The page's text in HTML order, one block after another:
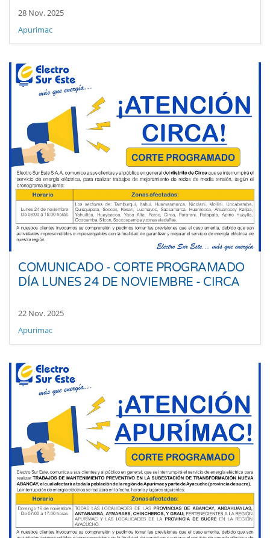
28 Nov. 2025
Apurimac
COMUNICADO - CORTE PROGRAMADO
DÍA LUNES 24 DE NOVIEMBRE - CIRCA
22 Nov. 2025
Apurimac